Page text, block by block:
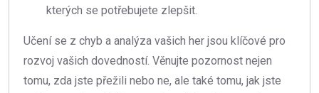
kterých se potřebujete zlepšit.
Učení se z chyb a analýza vašich her jsou klíčové pro
rozvoj vašich dovedností. Věnujte pozornost nejen
tomu, zda jste přežili nebo ne, ale také tomu, jak jste